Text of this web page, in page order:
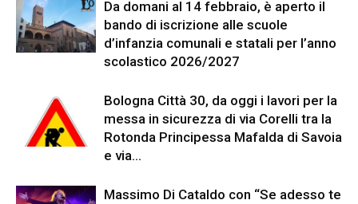
Da domani al 14 febbraio, è aperto il
bando di iscrizione alle scuole
d’infanzia comunali e statali per l’anno
scolastico 2026/2027
Bologna Città 30, da oggi i lavori per la
messa in sicurezza di via Corelli tra la
Rotonda Principessa Mafalda di Savoia
e via...
Massimo Di Cataldo con “Se adesso te